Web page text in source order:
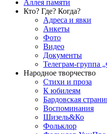
Аллея памяти
Кто? Где? Когда?
Адреса и явки
Анкеты
Фото
Видео
Документы
Телеграм-группа
Народное творчество
Стихи и проза
К юбилеям
Бардовская
Воспоминания
Шизель&Ко
Фольклор